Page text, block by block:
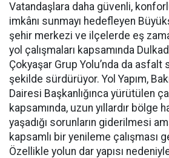
Vatandaşlara daha güvenli,
imkânı sunmayı hedefleyen
şehir merkezi ve ilçelerde eş
yol çalışmaları kapsamında
Çokyaşar Grup Yolu’nda da
şekilde sürdürüyor. Yol Yapım,
Dairesi Başkanlığınca yürütülen
kapsamında, uzun yıllardır bölge
yaşadığı sorunların giderilmesi
kapsamlı bir yenileme çalışması
Özellikle yolun dar yapısı